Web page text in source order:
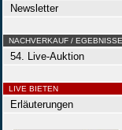
Newsletter
NACHVERKAUF / EGEBNISSE
54. Live-Auktion
LIVE BIETEN
Erläuterungen